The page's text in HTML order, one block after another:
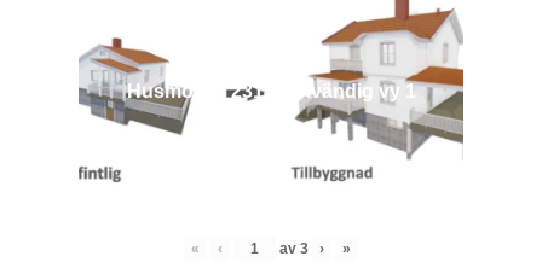
Husmodell 2314 - Utvändig vy 1
« ‹ av 3 › »